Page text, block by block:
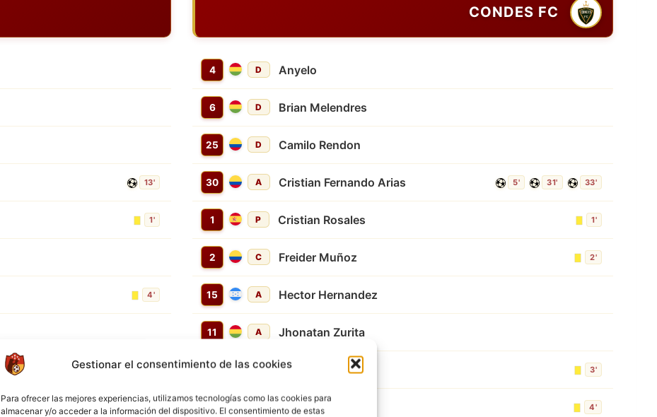
Gestionar el consentimiento de las cookies
Para ofrecer las mejores experiencias, utilizamos tecnologías como las cookies para
almacenar y/o acceder a la información del dispositivo. El consentimiento de estas
13'
1'
4'
2'
CONDES FC
4 D Anyelo
6 D Brian Melendres
25 D Camilo Rendon
30 A Cristian Fernando Arias 5' 31' 33'
1 P Cristian Rosales 1'
2 C Freider Muñoz 2'
15 A Hector Hernandez
11 A Jhonatan Zurita
5 D Juan Jose Vargas 3'
23 D Luis Alarcon 4'